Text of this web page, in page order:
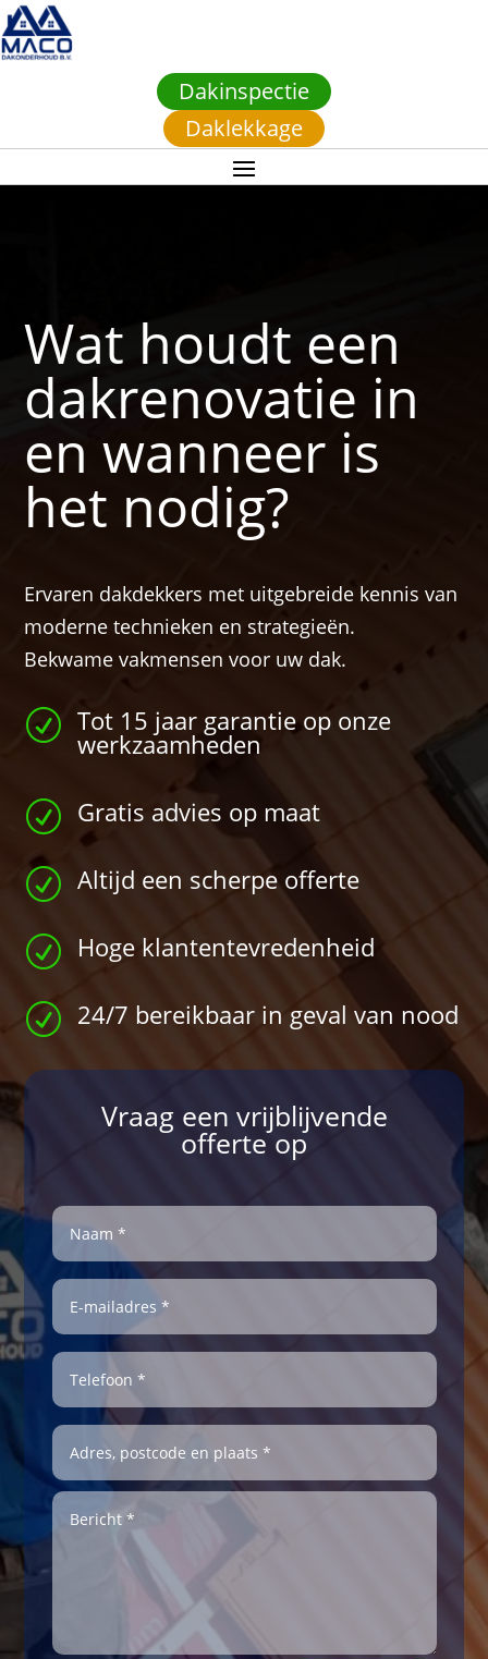
Dakinspectie
Daklekkage
Wat houdt een
dakrenovatie in
en wanneer is
het nodig?
Ervaren dakdekkers met uitgebreide kennis van
moderne technieken en strategieën.
Bekwame vakmensen voor uw dak.
R Tot 15 jaar garantie op onze
werkzaamheden
R Gratis advies op maat
R Altijd een scherpe offerte
R Hoge klantentevredenheid
R 24/7 bereikbaar in geval van nood
Vraag een vrijblijvende
offerte op